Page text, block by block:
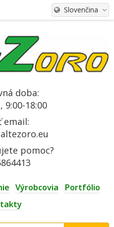
Slovenčina
doba:
9:00-18:00
email:
pomoc?
Výrobcovia
Portfólio